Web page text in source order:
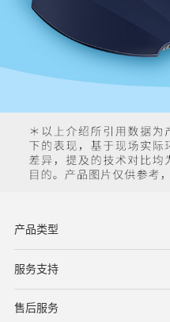
产品类型
服务支持
下载中心
文档与指南
视频教程
售后服务